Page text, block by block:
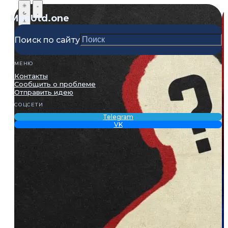
ManUtd .one
Поиск по сайту
МЕНЮ
Контакты
Сообщить о проблеме
Отправить идею
СОЦСЕТИ
Telegram
VK